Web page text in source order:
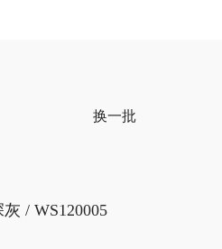
换一批
/ WS120005